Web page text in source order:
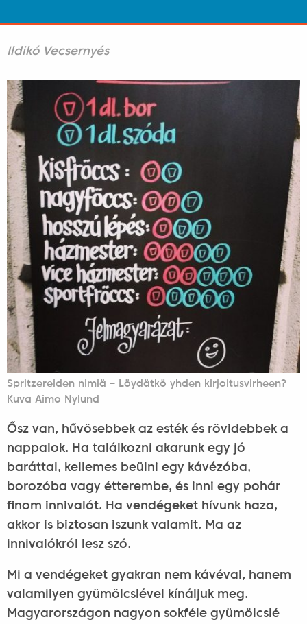
Ildikó Vecsernyés
Spritzereiden nimiä – Löydätkö yhden kirjoitusvirheen?
Kuva Aimo Nylund
Ősz van, hűvösebbek az esték és rövidebbek a
nappalok. Ha találkozni akarunk egy jó
baráttal, kellemes beülni egy kávézóba,
borozóba vagy étterembe, és inni egy pohár
finom innivalót. Ha vendégeket hívunk haza,
akkor is biztosan iszunk valamit. Ma az
innivalókról lesz szó.
Mi a vendégeket gyakran nem kávéval, hanem
valamilyen gyümölcslével kínáljuk meg.
Magyarországon nagyon sokféle gyümölcslé